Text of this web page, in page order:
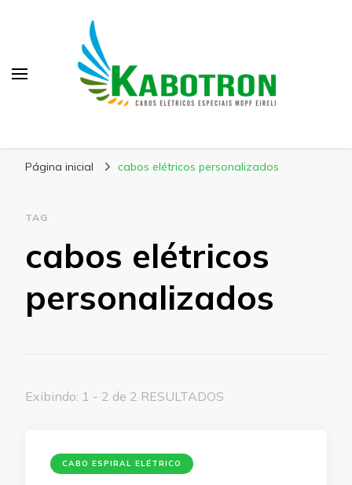
Página inicial cabos elétricos personalizados
TAG
cabos elétricos
personalizados
Exibindo: 1 - 2 de 2 RESULTADOS
CABO ESPIRAL ELÉTRICO